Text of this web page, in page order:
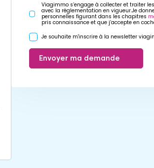
Viagimmo s’engage à collecter et traiter
avec la réglementation en vigueur.Je
personnelles figurant dans les chapitres
pris connaissance et que j’accepte en
Je souhaite m'inscrire à la newsletter
Envoyer ma demande